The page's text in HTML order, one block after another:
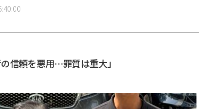
信頼を悪用…罪質は重大」